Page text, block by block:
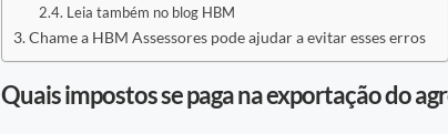
Leia também no blog HBM
Chame a HBM Assessores pode ajudar a evitar esses erros
Quais impostos se paga na exportação do